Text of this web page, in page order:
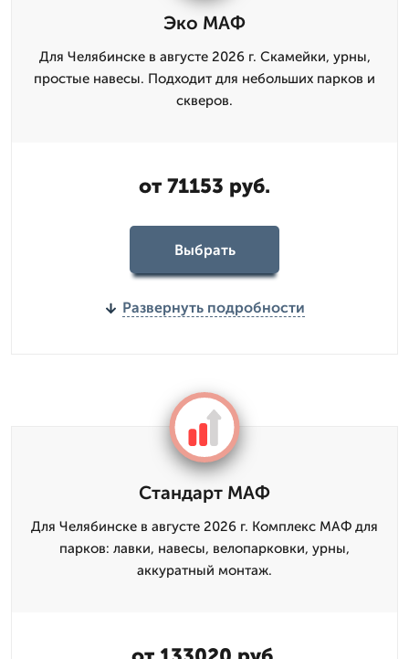
Эко МАФ
Для Челябинске в августе 2026 г. Скамейки, урны,
простые навесы. Подходит для небольших парков и
скверов.
от 71153 руб.
Выбрать
Развернуть подробности
Стандарт МАФ
Для Челябинске в августе 2026 г. Комплекс МАФ для
парков: лавки, навесы, велопарковки, урны,
аккуратный монтаж.